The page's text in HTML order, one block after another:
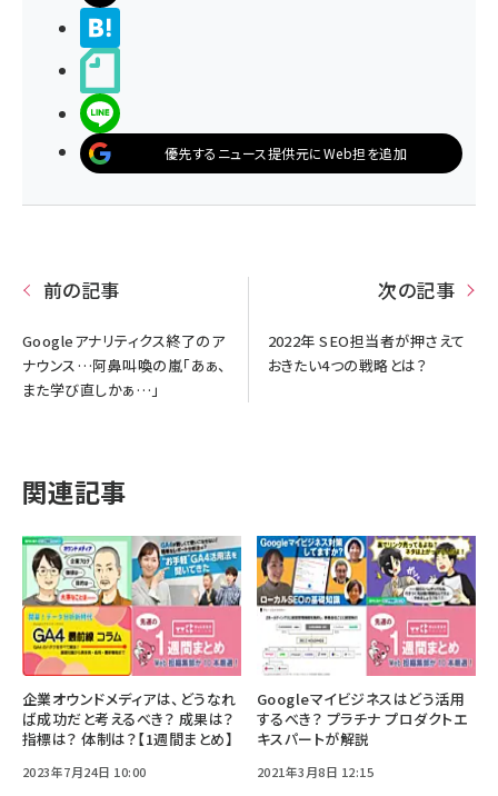
優先するニュース提供元にWeb担を追加
前の記事
Googleアナリティクス終了のア
ナウンス…阿鼻叫喚の嵐「あぁ、
また学び直しかぁ…」
次の記事
2022年 SEO担当者が押さえて
おきたい4つの戦略とは？
関連記事
企業オウンドメディアは、どうなれ
ば成功だと考えるべき？ 成果は？
指標は？ 体制は？【1週間まとめ】
2023年7月24日 10:00
Googleマイビジネスはどう活用
するべき？ プラチナ プロダクトエ
キスパートが解説
2021年3月8日 12:15